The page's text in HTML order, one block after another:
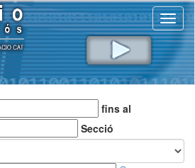
fins al
Secció